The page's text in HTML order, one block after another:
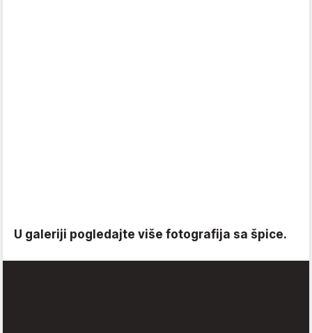
U galeriji pogledajte više fotografija sa špice.